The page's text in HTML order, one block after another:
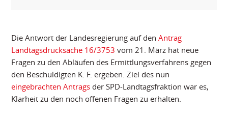
Die Antwort der Landesregierung auf den Antrag
Landtagsdrucksache 16/3753 vom 21. März hat neue
Fragen zu den Abläufen des Ermittlungsverfahrens gegen
den Beschuldigten K. F. ergeben. Ziel des nun
eingebrachten Antrags der SPD-Landtagsfraktion war es,
Klarheit zu den noch offenen Fragen zu erhalten.